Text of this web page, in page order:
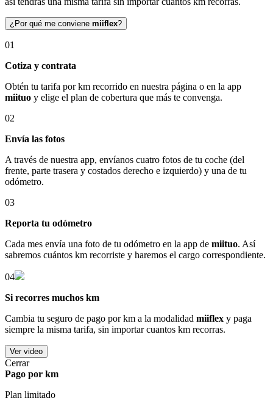
¿Por qué me conviene miiflex?
01
Cotiza y contrata
Obtén tu tarifa por km recorrido en nuestra página o en la app
miituo y elige el plan de cobertura que más te convenga.
02
Envía las fotos
A través de nuestra app, envíanos cuatro fotos de tu coche (del
frente, parte trasera y costados derecho e izquierdo) y una de tu
odómetro.
03
Reporta tu odómetro
Cada mes envía una foto de tu odómetro en la app de miituo. Así
sabremos cuántos km recorriste y haremos el cargo correspondiente.
04
Si recorres muchos km
Cambia tu seguro de pago por km a la modalidad miiflex y paga
siempre la misma tarifa, sin importar cuantos km recorras.
Ver video
Cerrar
Pago por km
Plan limitado